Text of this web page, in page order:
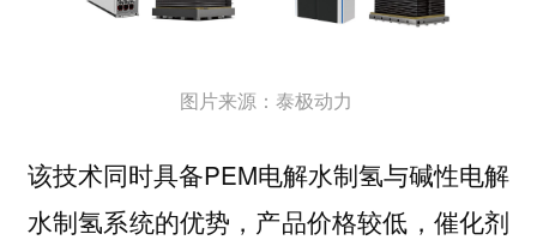
图片来源：泰极动力
该技术同时具备PEM电解水制氢与碱性电解
水制氢系统的优势，产品价格较低，催化剂